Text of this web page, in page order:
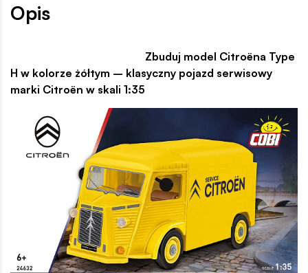
Opis
Zbuduj model Citroëna Type
H w kolorze żółtym – klasyczny pojazd serwisowy
marki Citroën w skali 1:35